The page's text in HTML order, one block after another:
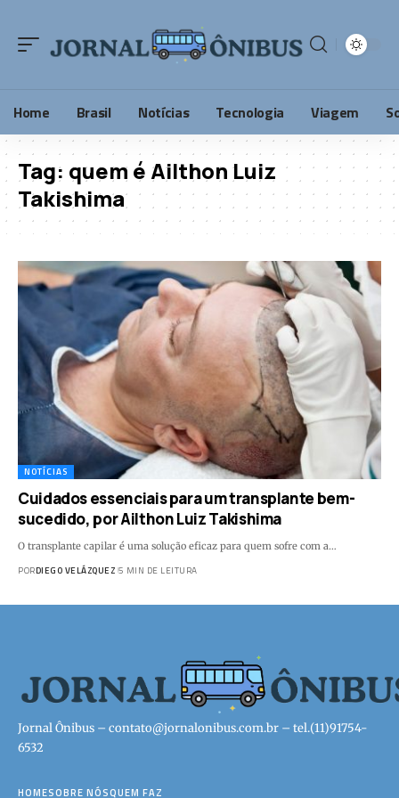
Home Brasil Notícias Tecnologia Viagem
Tag: quem é Ailthon Luiz
Takishima
NOTÍCIAS
Cuidados essenciais para um transplante bem-
sucedido, por Ailthon Luiz Takishima
O transplante capilar é uma solução eficaz para quem sofre com a…
PORDIEGO VELÁZQUEZ 5 MIN DE LEITURA
Jornal Ônibus – contato@jornalonibus.com.br – tel.(11)91754-
6532
HOMESOBRE NÓSQUEM FAZ